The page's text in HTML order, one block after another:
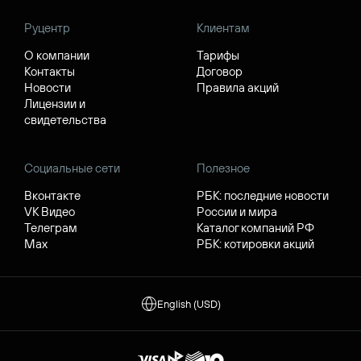
Руцентр
О компании
Контакты
Новости
Лицензии и
свидетельства
Клиентам
Тарифы
Договор
Правила акций
Социальные сети
Вконтакте
VK Видео
Телеграм
Max
Полезное
РБК: последние новости
России и мира
Каталог компаний РФ
РБК: котировки акций
English (USD)